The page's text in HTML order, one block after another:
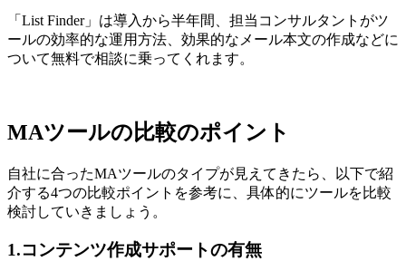
「List Finder」は導入から半年間、担当コンサルタントがツ
ールの効率的な運用方法、効果的なメール本文の作成などに
ついて無料で相談に乗ってくれます。
MAツールの比較のポイント
自社に合ったMAツールのタイプが見えてきたら、以下で紹
介する4つの比較ポイントを参考に、具体的にツールを比較
検討していきましょう。
1.コンテンツ作成サポートの有無